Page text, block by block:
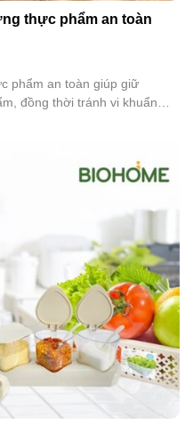
thực phẩm an toàn
phẩm an toàn giúp giữ
đồng thời tránh vi khuẩn
Trong cuộc sống hiện đại,